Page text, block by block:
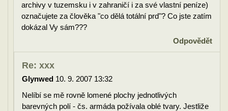
archivy v tuzemsku i v zahraničí i za své vlastní peníze)
označujete za člověka "co dělá totální prd"? Co jste zatím
dokázal Vy sám???
Odpovědět
Re: xxx
Glynwed 10. 9. 2007 13:32
Nelíbí se mě rovně lomené plochy jednotlivých
barevných polí - čs. armáda požívala oblé tvary. Jestliže